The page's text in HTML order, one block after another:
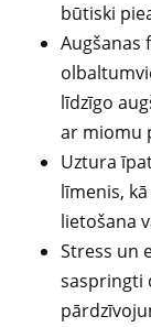
būtiski
Augšanas
līdzīgo
ar miomu
Uztura
līmenis,
lietošana
Stress un
saspringti